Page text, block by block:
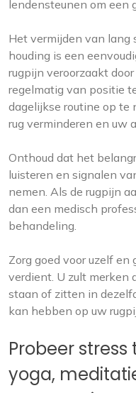
lendensteunen om een
Het vermijden van
houding is een
rugpijn veroorzaakt
regelmatig van positie
dagelijkse routine op te
rug verminderen en uw
Onthoud dat het
luisteren en signalen
nemen. Als de rugpijn
dan een medisch
behandeling.
Zorg goed voor uzelf
verdient. U zult merken
staan ​​of zitten in
kan hebben op uw
Probeer
yoga,